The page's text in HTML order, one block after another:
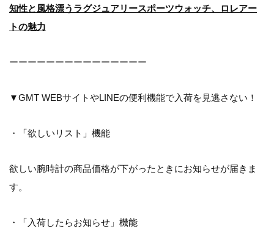
知性と風格漂うラグジュアリースポーツウォッチ、ロレアー
トの魅力
ーーーーーーーーーーーーーーー
▼GMT WEBサイトやLINEの便利機能で入荷を見逃さない！
・「欲しいリスト」機能
欲しい腕時計の商品価格が下がったときにお知らせが届きま
す。
・「入荷したらお知らせ」機能